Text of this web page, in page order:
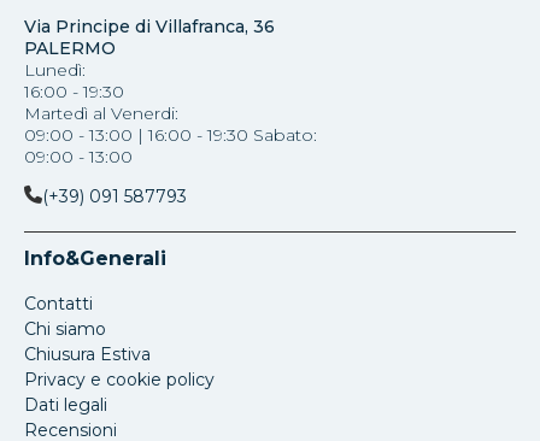
Via Principe di Villafranca, 36
PALERMO
Lunedì:
16:00 - 19:30
Martedì al Venerdi:
09:00 - 13:00 | 16:00 - 19:30 Sabato:
09:00 - 13:00
(+39) 091 587793
Info&Generali
Contatti
Chi siamo
Chiusura Estiva
Privacy e cookie policy
Dati legali
Recensioni